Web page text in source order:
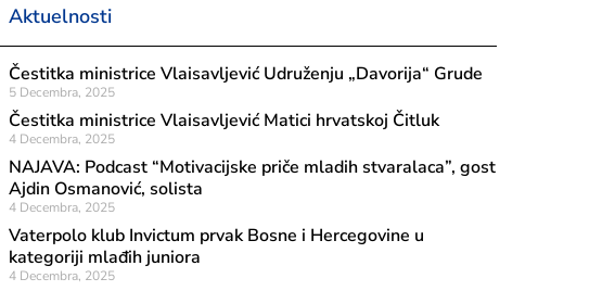
Aktuelnosti
Čestitka ministrice Vlaisavljević Udruženju „Davorija“ Grude
5 Decembra, 2025
Čestitka ministrice Vlaisavljević Matici hrvatskoj Čitluk
4 Decembra, 2025
NAJAVA: Podcast “Motivacijske priče mladih stvaralaca”, gost
Ajdin Osmanović, solista
4 Decembra, 2025
Vaterpolo klub Invictum prvak Bosne i Hercegovine u
kategoriji mlađih juniora
4 Decembra, 2025